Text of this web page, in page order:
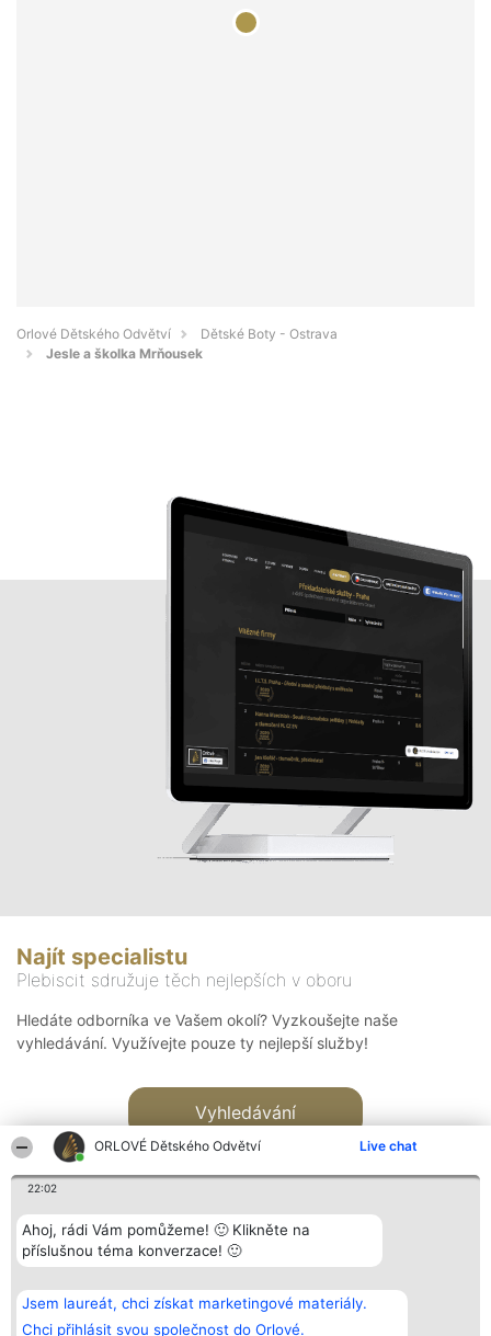
ORLOVÉ Dětského Odvětví Live chat
22:02
Ahoj, rádi Vám pomůžeme! 🙂 Klikněte na
příslušnou téma konverzace! 🙂
Jsem laureát, chci získat marketingové materiály.
Chci přihlásit svou společnost do Orlové.
Orlové Dětského Odvětví
Dětské Boty - Ostrava
Jesle a školka Mrňousek
Najít specialistu
Plebiscit sdružuje těch nejlepších v oboru
Hledáte odborníka ve Vašem okolí? Vyzkoušejte naše
vyhledávání. Využívejte pouze ty nejlepší služby!
Vyhledávání
Bright Side Solutions sp. z o.
o. sp. k.
ul. Ruska 22
Vítězové
Seznam všech
laureátů
Kontakt